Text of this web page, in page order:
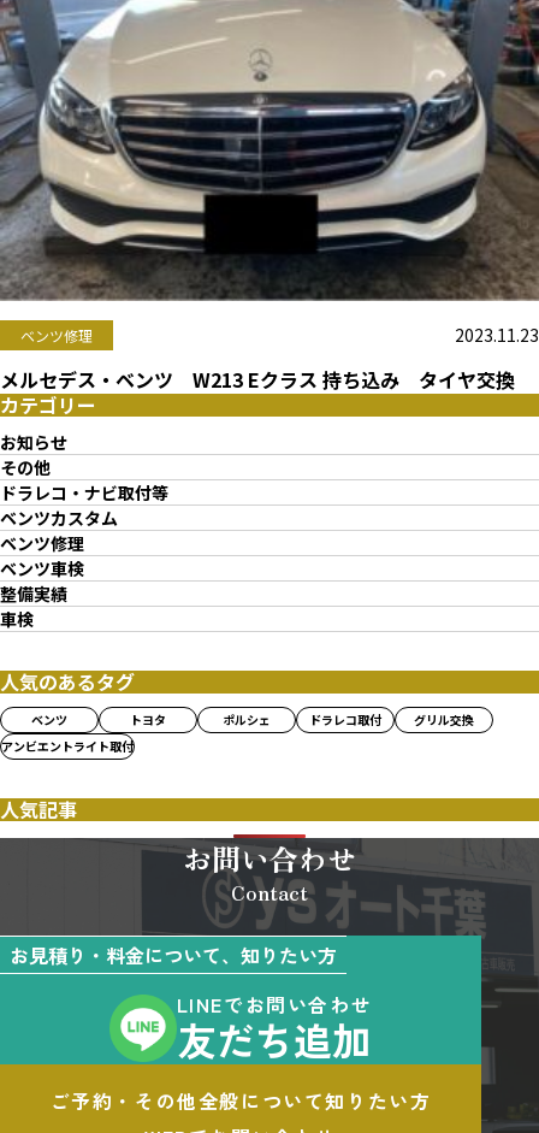
ベンツ修理 2023.11.23
メルセデス・ベンツ W213 Eクラス 持ち込み タイヤ交換
カテゴリー
お知らせ
その他
ドラレコ・ナビ取付等
ベンツカスタム
ベンツ修理
ベンツ車検
整備実績
車検
人気のあるタグ
ベンツ トヨタ ポルシェ ドラレコ取付
グリル交換
アンビエントライト取付
人気記事
お問い合わせ
Contact
お見積り・料金について、知りたい方
LINEでお問い合わせ
友だち追加
ご予約・その他全般について知りたい方